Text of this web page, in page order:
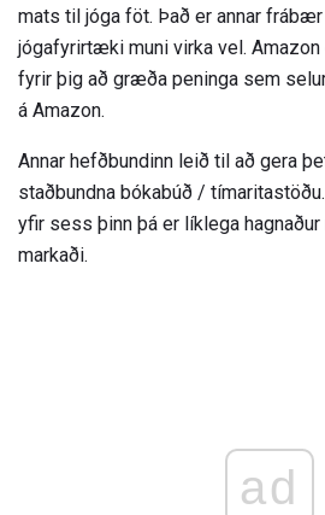
mats til jóga föt. Það er annar
jógafyrirtæki muni virka vel.
fyrir þig að græða peninga sem
á Amazon.
Annar hefðbundinn leið til að gera
staðbundna bókabúð /
yfir sess þinn þá er líklega
markaði.
ad